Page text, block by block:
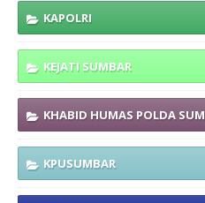
KAPOLRI
KEJATI SUMBAR
KHABID HUMAS POLDA
KPUSUMBAR